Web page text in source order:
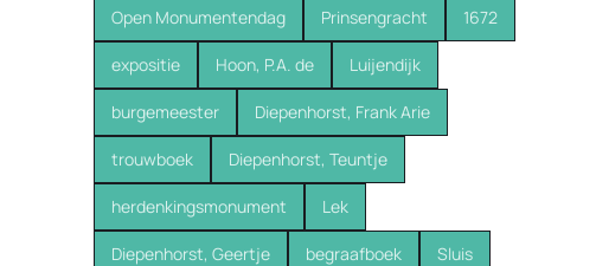
Open Monumentendag Prinsengracht 1672
expositie Hoon, P.A. de Luijendijk
burgemeester Diepenhorst, Frank Arie
trouwboek Diepenhorst, Teuntje
herdenkingsmonument Lek
Diepenhorst, Geertje begraafboek Sluis